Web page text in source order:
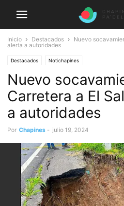
Inicio Destacados
Nuevo
alerta a autoridades
Destacados Notichapines
Nuevo
Carretera a El
a autoridades
Por Chapines - julio 19, 2024